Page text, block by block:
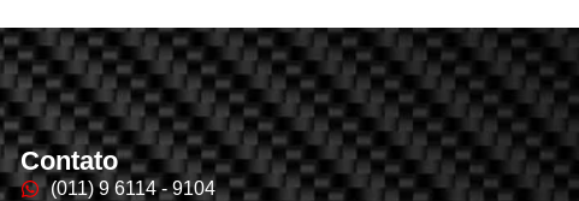
Contato
(011) 9 6114 - 9104